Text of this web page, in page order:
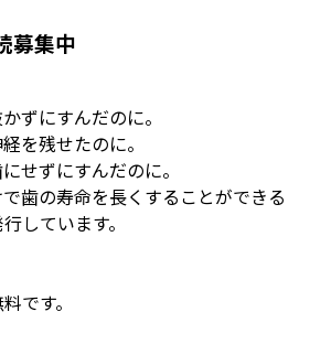
募集中
ずにすんだのに。
を残せたのに。
せずにすんだのに。
歯の寿命を長くすることができる
しています。
です。